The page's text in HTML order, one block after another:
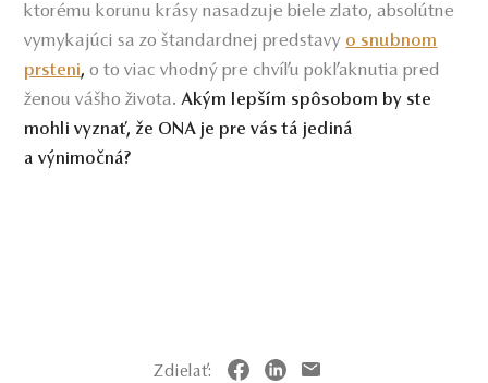
ktorému korunu krásy nasadzuje biele zlato, absolútne
vymykajúci sa zo štandardnej predstavy o snubnom
prsteni,o to viac vhodný pre chvíľu pokľaknutia pred
ženou vášho života. Akým lepším spôsobom by ste
mohli vyznať, že ONA je pre vás tá jediná
a výnimočná?
Zdielať: